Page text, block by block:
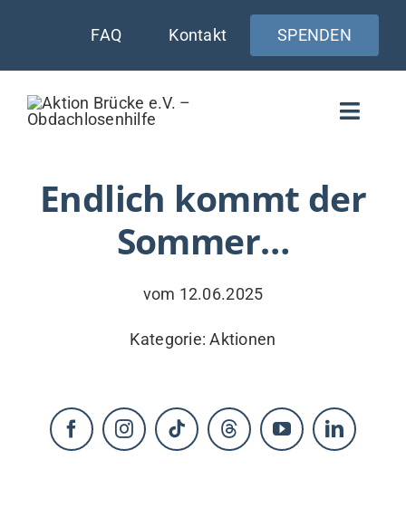
springen
FAQ Kontakt SPENDEN
Toggle
KONTAKT
Endlich kommt der
Sommer…
vom 12.06.2025
Kategorie:Aktionen